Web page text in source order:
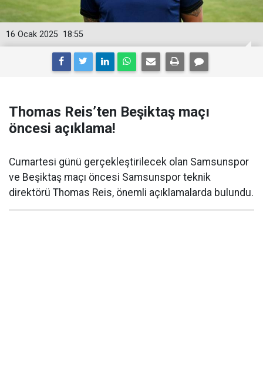
18:55
16 Ocak 2025
Thomas Reis’ten Beşiktaş maçı
öncesi açıklama!
Cumartesi günü gerçekleştirilecek olan Samsunspor
ve Beşiktaş maçı öncesi Samsunspor teknik
direktörü Thomas Reis, önemli açıklamalarda bulundu.